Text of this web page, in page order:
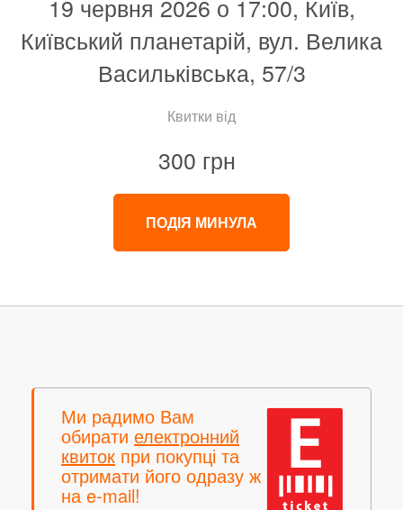
19 червня 2026 о 17:00, Київ,
Київський планетарій, вул. Велика
Васильківська, 57/3
Квитки від
300 грн
ПОДІЯ МИНУЛА
Ми радимо Вам
обирати електронний
квиток при покупці та
отримати його одразу ж
на e-mail!